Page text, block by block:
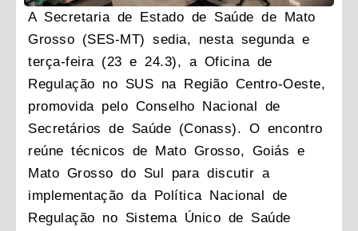
A Secretaria de Estado de Saúde de Mato
Grosso (SES-MT) sedia, nesta segunda e
terça-feira (23 e 24.3), a Oficina de
Regulação no SUS na Região Centro-Oeste,
promovida pelo Conselho Nacional de
Secretários de Saúde (Conass). O encontro
reúne técnicos de Mato Grosso, Goiás e
Mato Grosso do Sul para discutir a
implementação da Política Nacional de
Regulação no Sistema Único de Saúde